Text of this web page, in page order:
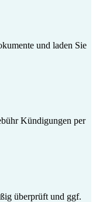
und laden Sie
Kündigungen per
überprüft und ggf.